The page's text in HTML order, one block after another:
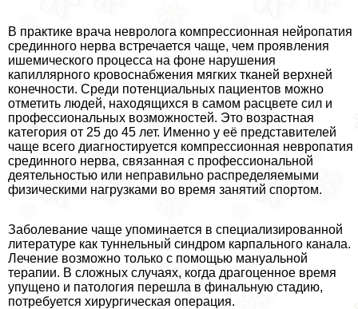
В пpaктике врача невролога компрессионная нейропатия
срединного нерва встречается чаще, чем проявления
ишемического процесса на фоне нарушения
капиллярного кровоснабжения мягких тканей верхней
конечности. Среди потенциальных пациентов можно
отметить людей, находящихся в самом расцвете сил и
профессиональных возможностей. Это возрастная
категория от 25 до 45 лет. Именно у её представителей
чаще всего диагностируется компрессионная невропатия
срединного нерва, связанная с профессиональной
деятельностью или неправильно распределяемыми
физическими нагрузками во время занятий спортом.
Заболевание чаще упоминается в специализированной
литературе как туннельный синдром карпального канала.
Лечение возможно только с помощью мануальной
терапии. В сложных случаях, когда драгоценное время
упущено и патология перешла в финальную стадию,
потребуется хирургическая операция.